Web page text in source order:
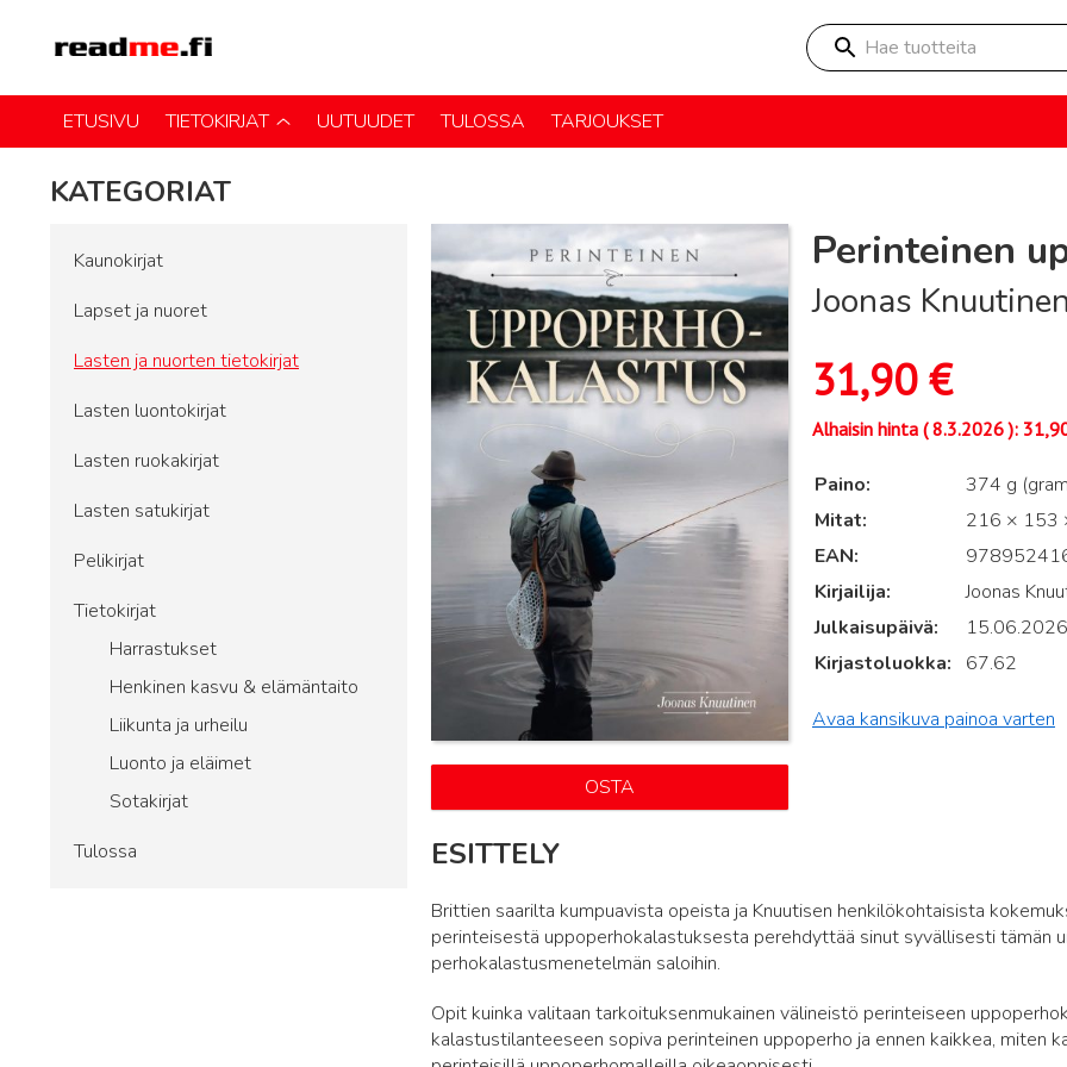
Hae tuotteita
ETUSIVU TIETOKIRJAT UUTUUDET TULOSSA TARJOUKSET
KATEGORIAT
Kaunokirjat
Lapset ja nuoret
Lasten ja nuorten tietokirjat
Lasten luontokirjat
Lasten ruokakirjat
Lasten satukirjat
Pelikirjat
Tietokirjat
Harrastukset
Henkinen kasvu & elämäntaito
Liikunta ja urheilu
Luonto ja eläimet
Sotakirjat
Tulossa
OSTA
Perinteinen
Joonas Knuutinen
31,90€
Alhaisin hinta (8.3.2026):
Paino
374 g
Mitat
216 × 153
EAN
Kirjailija
Joonas
Julkaisupäivä
15.06.2026
Kirjastoluokka
67.62
Avaa kansikuva painoa varten
ESITTELY
Brittien saarilta kumpuavista opeista ja Knuutisen henkilökohtaisista
perinteisestä uppoperhokalastuksesta perehdyttää sinut syvällisesti tämän
perhokalastusmenetelmän saloihin.
Opit kuinka valitaan tarkoituksenmukainen välineistö perinteiseen
kalastustilanteeseen sopiva perinteinen uppoperho ja ennen kaikkea, miten